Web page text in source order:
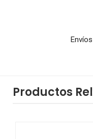
Productos